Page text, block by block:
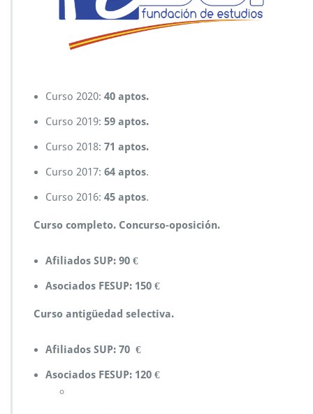
Curso 2020: 40 aptos.
Curso 2019: 59 aptos.
Curso 2018: 71 aptos.
Curso 2017: 64 aptos.
Curso 2016: 45 aptos.
Curso completo. Concurso-oposición.
Afiliados SUP: 90 €
Asociados FESUP: 150 €
Curso antigüedad selectiva.
Afiliados SUP: 70 €
Asociados FESUP: 120 €